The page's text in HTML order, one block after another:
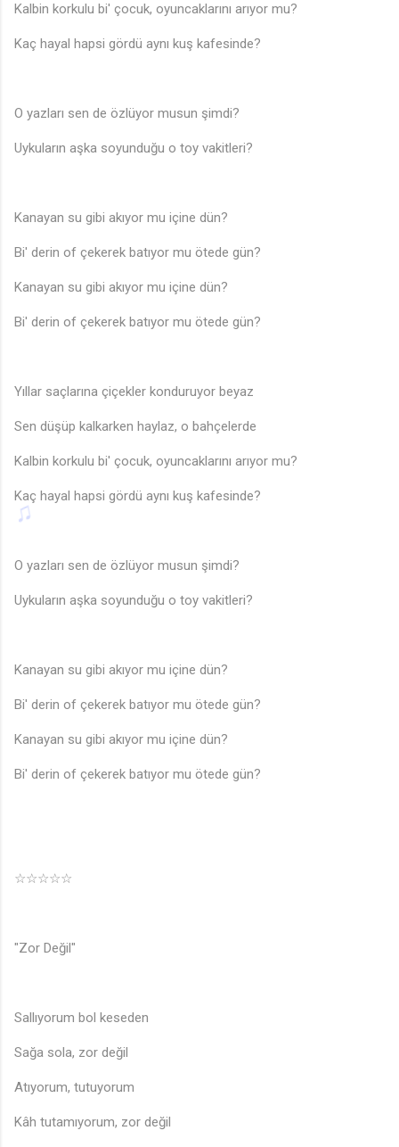
Kalbin korkulu bi' çocuk, oyuncaklarını arıyor mu?
Kaç hayal hapsi gördü aynı kuş kafesinde?
O yazları sen de özlüyor musun şimdi?
Uykuların aşka soyunduğu o toy vakitleri?
Kanayan su gibi akıyor mu içine dün?
Bi' derin of çekerek batıyor mu ötede gün?
Kanayan su gibi akıyor mu içine dün?
Bi' derin of çekerek batıyor mu ötede gün?
Yıllar saçlarına çiçekler konduruyor beyaz
Sen düşüp kalkarken haylaz, o bahçelerde
Kalbin korkulu bi' çocuk, oyuncaklarını arıyor mu?
Kaç hayal hapsi gördü aynı kuş kafesinde?
O yazları sen de özlüyor musun şimdi?
Uykuların aşka soyunduğu o toy vakitleri?
Kanayan su gibi akıyor mu içine dün?
Bi' derin of çekerek batıyor mu ötede gün?
Kanayan su gibi akıyor mu içine dün?
Bi' derin of çekerek batıyor mu ötede gün?
☆☆☆☆☆
"Zor Değil"
Sallıyorum bol keseden
Sağa sola, zor değil
Atıyorum, tutuyorum
Kâh tutamıyorum, zor değil